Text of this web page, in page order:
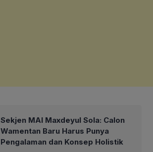
Sekjen MAI Maxdeyul Sola: Calon
Wamentan Baru Harus Punya
Pengalaman dan Konsep Holistik